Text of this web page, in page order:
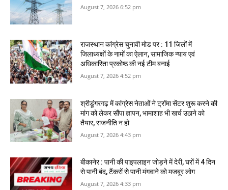
August 7, 2026 6:52 pm
राजस्‍थान कांग्रेस चुनावी मोड पर : 11 जिलों में
जिलाध्‍यक्षों के नामों का ऐलान, सामाजिक न्‍याय एवं
अधिकारिता प्रकोष्‍ठ की नई टीम बनाई
August 7, 2026 4:52 pm
श्रीडूंगरगढ़ में कांग्रेस नेताओं ने ट्रॉमा सेंटर शुरू करने की
मांग को लेकर सौंपा ज्ञापन, भामाशाह भी खर्च उठाने को
तैयार, राजनीति न हो
August 7, 2026 4:43 pm
बीकानेर : पानी की पाइपलाइन जोड़ने में देरी, घरों में 4 दिन
से पानी बंद, टैंकरों से पानी मंगवाने को मजबूर लोग
August 7, 2026 4:33 pm